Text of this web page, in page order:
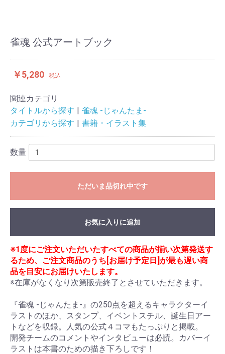
雀魂 公式アートブック
￥5,280 税込
関連カテゴリ
タイトルから探す
雀魂 -じゃんたま-
カテゴリから探す
書籍・イラスト集
数量
ただいま品切れ中です
お気に入りに追加
※1度にご注文いただいたすべての商品が揃い次第発送す
るため、ご注文商品のうち[お届け予定日]が最も遅い商
品を目安にお届けいたします。
※在庫がなくなり次第販売終了とさせていただきます。
『雀魂 -じゃんたま-』の250点を超えるキャラクターイ
ラストのほか、スタンプ、イベントスチル、誕生日アー
トなどを収録。人気の公式４コマもたっぷりと掲載。
開発チームのコメントやインタビューは必読。カバーイ
ラストは本書のための描き下ろしです！